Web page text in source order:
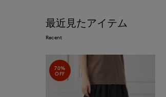
最近見たアイテム
Recent
70%
OFF